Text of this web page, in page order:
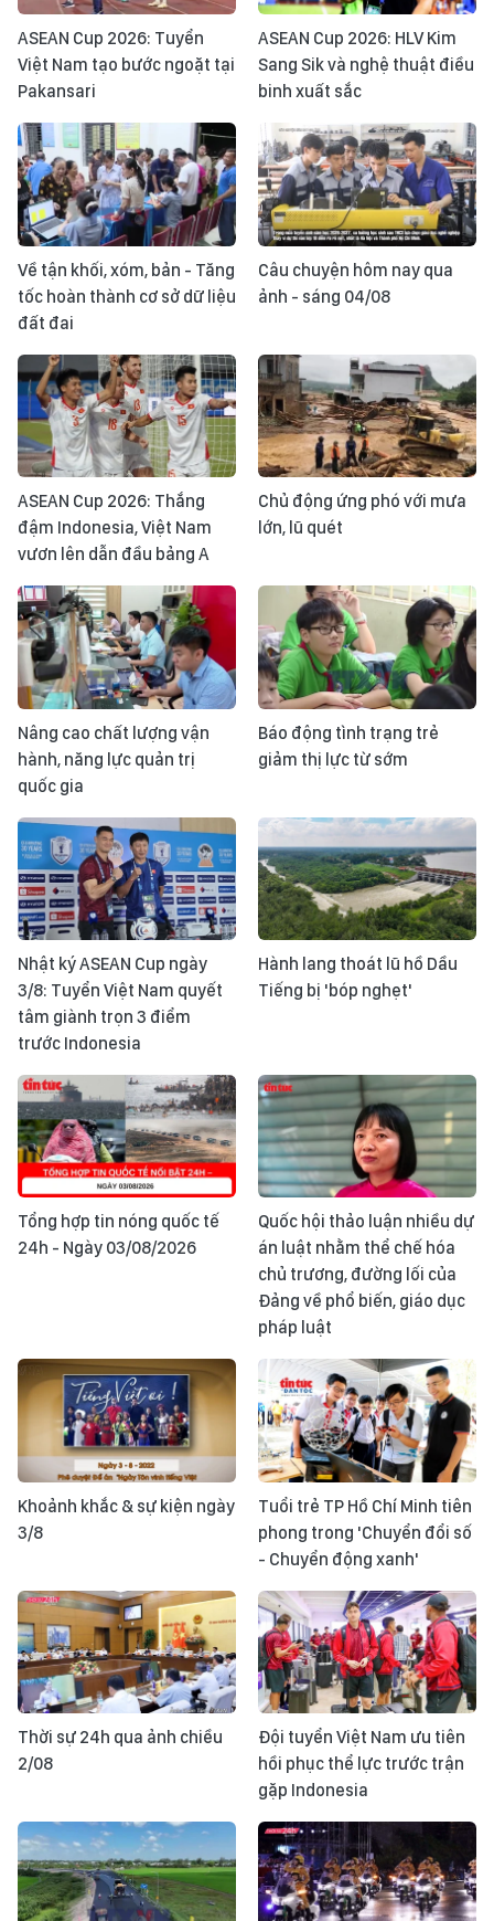
ASEAN Cup 2026: Tuyển
Việt Nam tạo bước ngoặt tại
Pakansari
ASEAN Cup 2026: HLV Kim
Sang Sik và nghệ thuật điều
binh xuất sắc
Về tận khối, xóm, bản - Tăng
tốc hoàn thành cơ sở dữ liệu
đất đai
Câu chuyện hôm nay qua
ảnh - sáng 04/08
ASEAN Cup 2026: Thắng
đậm Indonesia, Việt Nam
vươn lên dẫn đầu bảng A
Chủ động ứng phó với mưa
lớn, lũ quét
Nâng cao chất lượng vận
hành, năng lực quản trị
quốc gia
Báo động tình trạng trẻ
giảm thị lực từ sớm
Nhật ký ASEAN Cup ngày
3/8: Tuyển Việt Nam quyết
tâm giành trọn 3 điểm
trước Indonesia
Hành lang thoát lũ hồ Dầu
Tiếng bị 'bóp nghẹt'
Tổng hợp tin nóng quốc tế
24h - Ngày 03/08/2026
Quốc hội thảo luận nhiều dự
án luật nhằm thể chế hóa
chủ trương, đường lối của
Đảng về phổ biến, giáo dục
pháp luật
Khoảnh khắc & sự kiện ngày
3/8
Tuổi trẻ TP Hồ Chí Minh tiên
phong trong 'Chuyển đổi số
- Chuyển động xanh'
Thời sự 24h qua ảnh chiều
2/08
Đội tuyển Việt Nam ưu tiên
hồi phục thể lực trước trận
gặp Indonesia